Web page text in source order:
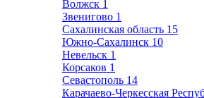
Волжск 1
Звенигово 1
Сахалинская область 15
Южно-Сахалинск 10
Невельск 1
Корсаков 1
Севастополь 14
Карачаево-Черкесская